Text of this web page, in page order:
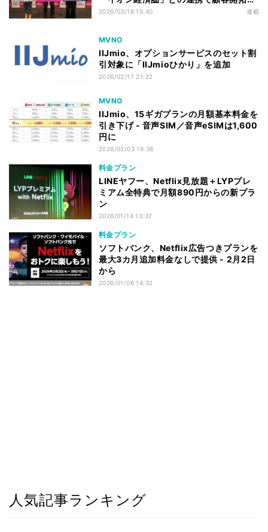
進むか
2026/03/18 15:40 連載
MVNO
IIJmio、オプションサービスのセット割
引対象に「IIJmioひかり」を追加
2026/02/17 21:22
MVNO
IIJmio、15ギガプランの月額基本料金を
引き下げ - 音声SIM／音声eSIMは1,600
円に
2026/02/03 19:38
料金プラン
LINEヤフー、Netflix見放題＋LYPプレ
ミアム全特典で月額890円からの新プラ
ン
2026/01/14 13:37
料金プラン
ソフトバンク、Netflix広告つきプランを
最大3カ月追加料金なしで提供 - 2月2日
から
2026/01/06 14:32
人気記事ランキング